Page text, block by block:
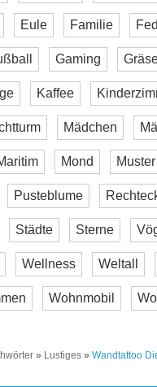
Eule Familie
Gaming
Kaffee
Mädchen
Mond Muster
Pusteblume
Städte Sterne
Wellness Weltall
Wohnmobil
» Lustiges » Wandtattoo